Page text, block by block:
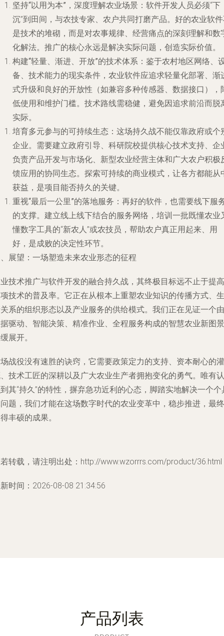
坚持“以用为本”，深度理解农业场景 ：软件开发人员必须“下
沉”到田间，与农技专家、农户共同打磨产品。好的农业软
是技术的堆砌，而是对农事规律、经营痛点的深刻理解和数
化解法。推广的核心永远是解决实际问题，创造实际价值。
构建“轻量、渐进、开放”的技术体系 ：鉴于农村地区网络、
备、技术能力的现实条件，农业软件应追求轻量化部署、渐
式升级和良好的开放性（如兼容多种传感器、数据接口），
低使用和维护门槛。技术路线需稳健，避免因追求前沿而脱
实际。
培育多元参与的可持续生态 ：这场持久战不能仅靠政府或个
企业。需要建立政府引导、科研院校提供核心技术支持、企
负责产品开发与市场化、新型农业经营主体和广大农户积极
馈应用的协同生态。探索可持续的商业模式，让各方都能从
获益，是项目能否持久的关键。
重视“最后一公里”的落地服务 ：再好的软件，也需要线下服
的支撑。建立线上线下结合的服务网络，培训一批既懂农业
懂数字工具的“新农人”或农技员，帮助农户真正用起来、用
好，是成败的决定性环节。
展望：一场塑造未来农业形态的征程
技术推广与软件开发的融合持久战，其终极目标远不止于提高
技术的普及率。它正在从根本上重塑农业知识的传播方式、生
系的组织形态以及产业服务的供给模式。我们正在见证一个由
驱动、智能决策、精准作业、全程服务构成的智慧农业新图景
展开。
战役没有速胜的诀窍，它需要政策定力的支持、资本耐心的灌
技术工匠的深耕以及广大农业生产者拥抱变化的勇气。唯有认
其“持久”的特性，摒弃急功近利的心态，脚踏实地解决一个个
题，我们才能在这场数字时代的农业变革中，稳步推进，最终
丰硕的成果。
转载，请注明出处：http://www.wzorrrs.com/product/36.html
时间：2026-08-08 21:34:56
产品列表